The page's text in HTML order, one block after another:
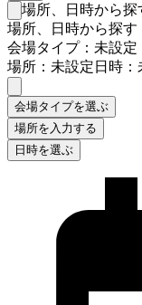
検索フォームを閉じる
場所、日時から探
場所、日時から探す
会場タイプ：未設定
場所：未設定日時：
会場タイプを選ぶ
場所を入力する
日時を選ぶ